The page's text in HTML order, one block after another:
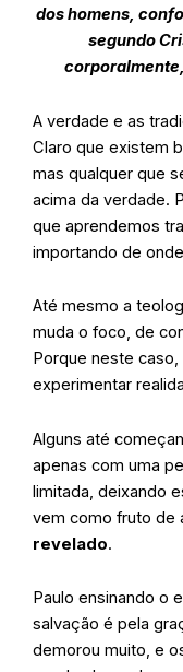
dos homens,
segundo
A verdade e as
Claro que existem
mas qualquer que
acima da verdade.
que aprendemos
importando de
Até mesmo a
muda o foco, de
Porque neste
experimentar
Alguns até
apenas com uma
limitada, deixando
vem como fruto de
revelado.
Paulo ensinando o
salvação é pela
demorou muito, e